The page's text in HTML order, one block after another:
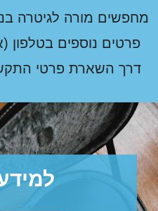
מורה לגיטרה
פרטים נוספים בטלפון
דרך השארת פרטי